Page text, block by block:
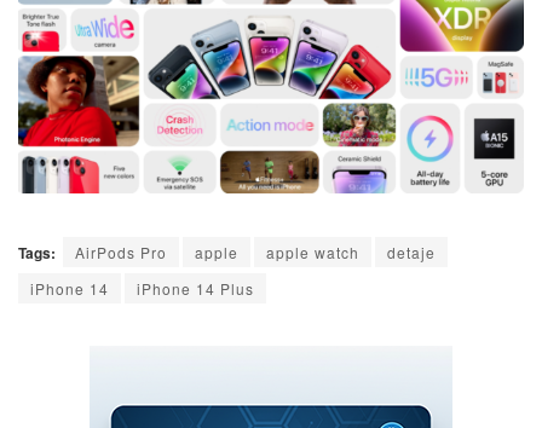
Tags: AirPods Pro apple apple watch
detaje
iPhone 14
iPhone 14 Plus